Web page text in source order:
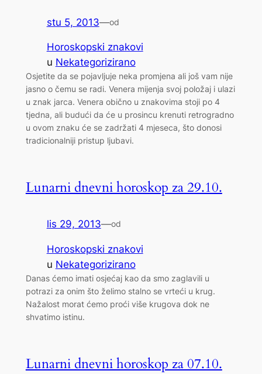
stu 5, 2013—od
Horoskopski znakovi
u Nekategorizirano
Osjetite da se pojavljuje neka promjena ali još vam nije
jasno o čemu se radi. Venera mijenja svoj položaj i ulazi
u znak jarca. Venera obično u znakovima stoji po 4
tjedna, ali budući da će u prosincu krenuti retrogradno
u ovom znaku će se zadržati 4 mjeseca, što donosi
tradicionalniji pristup ljubavi.
Lunarni dnevni horoskop za 29.10.
lis 29, 2013—od
Horoskopski znakovi
u Nekategorizirano
Danas ćemo imati osjećaj kao da smo zaglavili u
potrazi za onim što želimo stalno se vrteći u krug.
Nažalost morat ćemo proći više krugova dok ne
shvatimo istinu.
Lunarni dnevni horoskop za 07.10.